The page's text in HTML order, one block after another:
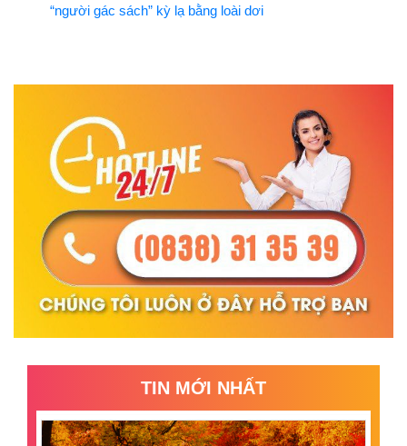
“người gác sách” kỳ lạ bằng loài dơi
TIN MỚI NHẤT